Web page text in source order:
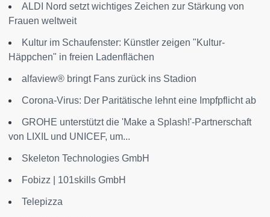
ALDI Nord setzt wichtiges Zeichen zur Stärkung von
Frauen weltweit
Kultur im Schaufenster: Künstler zeigen "Kultur-
Häppchen" in freien Ladenflächen
alfaview® bringt Fans zurück ins Stadion
Corona-Virus: Der Paritätische lehnt eine Impfpflicht ab
GROHE unterstützt die 'Make a Splash!'-Partnerschaft
von LIXIL und UNICEF, um...
Skeleton Technologies GmbH
Fobizz | 101skills GmbH
Telepizza